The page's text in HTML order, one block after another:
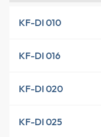
KF-DI 010
KF-DI 016
KF-DI 020
KF-DI 025